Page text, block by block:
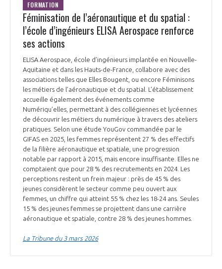
FORMATION
Féminisation de l’aéronautique et du spatial :
l’école d’ingénieurs ELISA Aerospace renforce
ses actions
ELISA Aerospace, école d’ingénieurs implantée en Nouvelle-
Aquitaine et dans les Hauts-de-France, collabore avec des
associations telles que Elles Bougent, ou encore Féminisons
les métiers de l’aéronautique et du spatial. L’établissement
accueille également des événements comme
Numériqu’elles, permettant à des collégiennes et lycéennes
de découvrir les métiers du numérique à travers des ateliers
pratiques. Selon une étude YouGov commandée par le
GIFAS en 2025, les femmes représentent 27 % des effectifs
de la filière aéronautique et spatiale, une progression
notable par rapport à 2015, mais encore insuffisante. Elles ne
comptaient que pour 28 % des recrutements en 2024. Les
perceptions restent un frein majeur : près de 45 % des
jeunes considèrent le secteur comme peu ouvert aux
femmes, un chiffre qui atteint 55 % chez les 18-24 ans. Seules
15 % des jeunes femmes se projettent dans une carrière
aéronautique et spatiale, contre 28 % des jeunes hommes.
La Tribune du 3 mars 2026